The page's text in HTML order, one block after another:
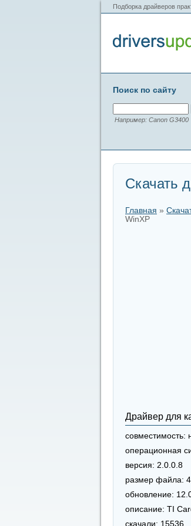
Подборка драйверов
Поиск по сайту
Например: Canon G3400
Скачать
Главная »
WinXP
Драйвер для
совместимость:
операционная
версия: 2.0.0.8
размер файла:
обновление:
описание: TI
скачали: 15536